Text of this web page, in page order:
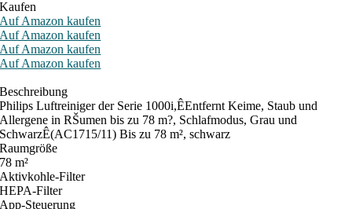
Kaufen
Auf Amazon kaufen
Auf Amazon kaufen
Auf Amazon kaufen
Auf Amazon kaufen
Beschreibung
Philips Luftreiniger der Serie 1000i,ÊEntfernt Keime, Staub und
Allergene in RŠumen bis zu 78 m?, Schlafmodus, Grau und
SchwarzÊ(AC1715/11) Bis zu 78 m², schwarz
Raumgröße
78 m²
Aktivkohle-Filter
HEPA-Filter
App-Steuerung